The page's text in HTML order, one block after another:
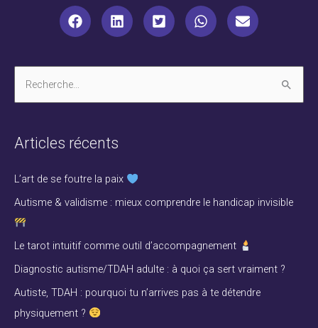
h
h
e
r
:
Articles récents
L’art de se foutre la paix
Autisme & validisme : mieux comprendre le handicap invisible
Le tarot intuitif comme outil d’accompagnement
Diagnostic autisme/TDAH adulte : à quoi ça sert vraiment ?
Autiste, TDAH : pourquoi tu n’arrives pas à te détendre
physiquement ?